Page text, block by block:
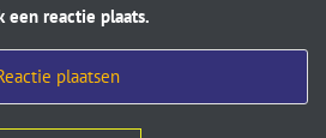
een reactie plaats.